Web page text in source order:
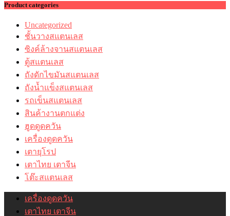
Product categories
Uncategorized
ชั้นวางสแตนเลส
ซิงค์ล้างจานสแตนเลส
ตู้สแตนเลส
ถังดักไขมันสแตนเลส
ถังน้ำแข็งสแตนเลส
รถเข็นสแตนเลส
สินค้างานตกแต่ง
ฮูดดูดควัน
เครื่องดูดควัน
เตายุโรป
เตาไทย เตาจีน
โต๊ะสแตนเลส
เครื่องดูดควัน
เตาไทย เตาจีน